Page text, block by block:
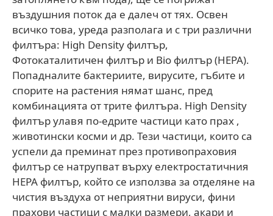
въздушния поток да е далеч от тях. Освен
всичко това, уреда разполага и с три различни
филтъра: High Density филтър,
Фотокаталитичен филтър и Bio филтър (HEPA).
Попадналите бактериите, вирусите, гъбите и
спорите на растения нямат шанс, пред
комбинацията от трите филтъра. High Density
филтър улавя по-едрите частици като прах ,
животински косми и др. Тези частици, които са
успели да преминат през противопраховия
филтър се натрупват върху електростатичния
HEPA филтър, който се използва за отделяне на
чистия въздуха от неприятни вируси, фини
прахови частици с малки размери, акари и